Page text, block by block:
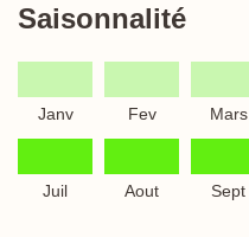
Saisonnalité
Janv Fev Mars
Juil Aout Sept